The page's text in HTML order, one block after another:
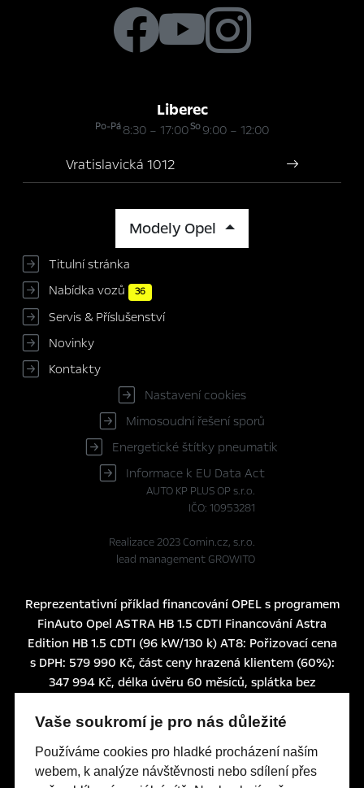
Liberec
Po-Pá8:30 – 17:00So 9:00 – 12:00
Vratislavická 1012
Modely Opel
Titulní stránka
Nabídka vozů
36
Servis & Příslušenství
Novinky
Kontakty
Nastavení cookies
Mimosoudní řešení sporů
Energetické štítky pneumatik
Informace k EU Data Act
AUTO KP PLUS OP s.r.o.
IČO: 10953281
Realizace 2023 Comin.cz, s.r.o.
lead management GROWITO
Reprezentativní příklad financování OPEL s programem
FinAuto Opel ASTRA HB 1.5 CDTI Financování Astra
Edition HB 1.5 CDTI (96 kW/130 k) AT8: Pořizovací cena
s DPH: 579 990 Kč, část ceny hrazená klientem (60%):
347 994 Kč, délka úvěru 60 měsíců, splátka bez
p.a., nabídka je určena pro fyzické osoby podnikatele a
odvolání.
Tato nabídka je pouze indikativní, není návrhem na
Vaše soukromí je pro nás důležité
Používáme cookies pro hladké procházení naším
webem, k analýze návštěvnosti nebo sdílení přes